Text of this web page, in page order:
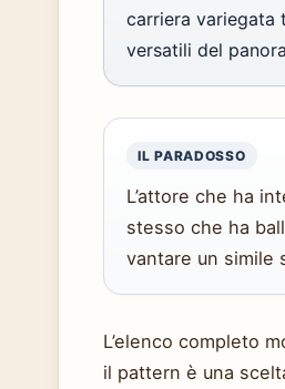
carriera variegata
versatili del
IL PARADOSSO
L’attore che ha
stesso che ha
vantare un simile
L’elenco completo
il pattern è una